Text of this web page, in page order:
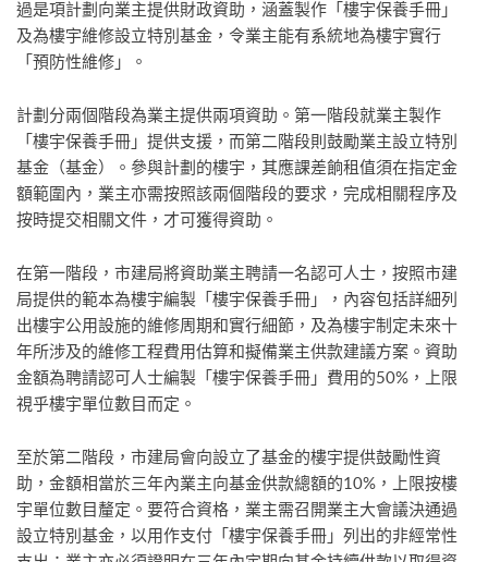
過是項計劃向業主提供財政資助，涵蓋製作「樓宇保養手冊」
及為樓宇維修設立特別基金，令業主能有系統地為樓宇實行
「預防性維修」。
計劃分兩個階段為業主提供兩項資助。第一階段就業主製作
「樓宇保養手冊」提供支援，而第二階段則鼓勵業主設立特別
基金（基金）。參與計劃的樓宇，其應課差餉租值須在指定金
額範圍內，業主亦需按照該兩個階段的要求，完成相關程序及
按時提交相關文件，才可獲得資助。
在第一階段，市建局將資助業主聘請一名認可人士，按照市建
局提供的範本為樓宇編製「樓宇保養手冊」，內容包括詳細列
出樓宇公用設施的維修周期和實行細節，及為樓宇制定未來十
年所涉及的維修工程費用估算和擬備業主供款建議方案。資助
金額為聘請認可人士編製「樓宇保養手冊」費用的50%，上限
視乎樓宇單位數目而定。
至於第二階段，市建局會向設立了基金的樓宇提供鼓勵性資
助，金額相當於三年內業主向基金供款總額的10%，上限按樓
宇單位數目釐定。要符合資格，業主需召開業主大會議決通過
設立特別基金，以用作支付「樓宇保養手冊」列出的非經常性